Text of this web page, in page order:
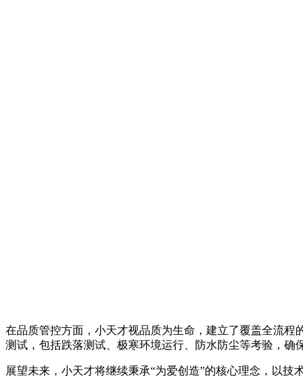
在品质管控方面，小天才视品质为生命，建立了覆盖全流
测试，包括跌落测试、极寒环境运行、防水防尘等考验，确
展望未来，小天才将继续秉承“为爱创造”的核心理念，以